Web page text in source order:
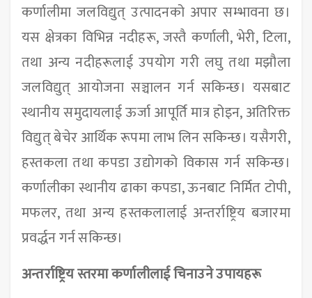
कर्णालीमा जलविद्युत् उत्पादनको अपार सम्भावना छ।
यस क्षेत्रका विभिन्न नदीहरू, जस्तै कर्णाली, भेरी, टिला,
तथा अन्य नदीहरूलाई उपयोग गरी लघु तथा मझौला
जलविद्युत् आयोजना सञ्चालन गर्न सकिन्छ। यसबाट
स्थानीय समुदायलाई ऊर्जा आपूर्ति मात्र होइन, अतिरिक्त
विद्युत् बेचेर आर्थिक रूपमा लाभ लिन सकिन्छ। यसैगरी,
हस्तकला तथा कपडा उद्योगको विकास गर्न सकिन्छ।
कर्णालीका स्थानीय ढाका कपडा, ऊनबाट निर्मित टोपी,
मफलर, तथा अन्य हस्तकलालाई अन्तर्राष्ट्रिय बजारमा
प्रवर्द्धन गर्न सकिन्छ।
अन्तर्राष्ट्रिय स्तरमा कर्णालीलाई चिनाउने उपायहरू